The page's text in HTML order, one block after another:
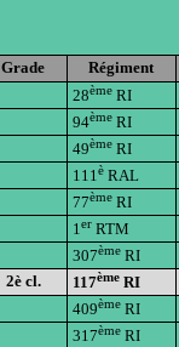
Grade
Régiment
28ème RI
94ème RI
49ème RI
111è RAL
77ème RI
1er RTM
307ème RI
2è cl. 117ème RI
409ème RI
317ème RI